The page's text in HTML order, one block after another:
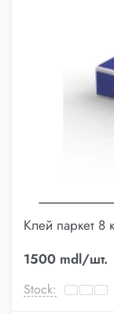
Клей паркет 8
1500 mdl/шт.
Stock: